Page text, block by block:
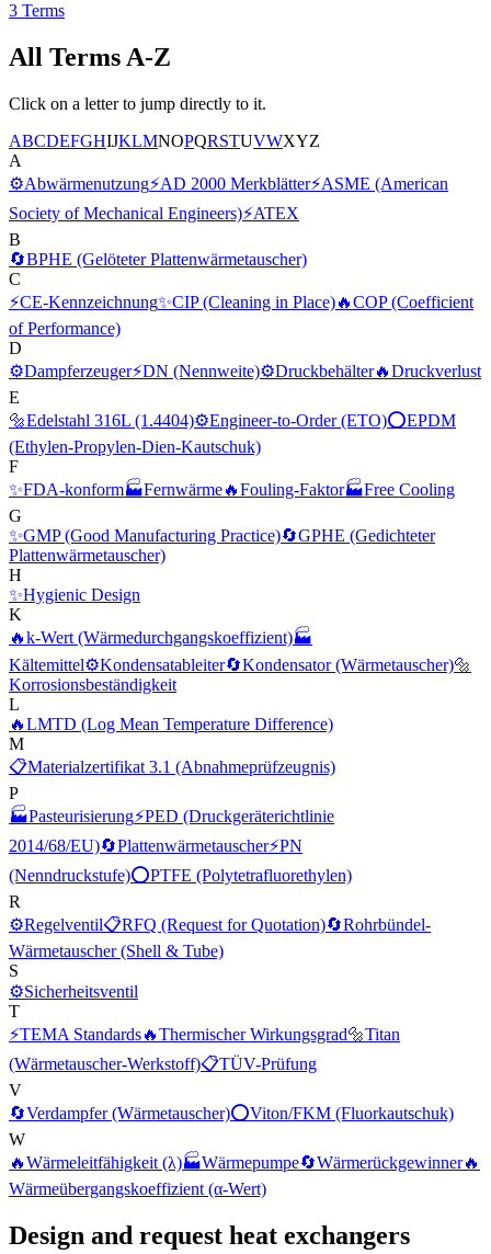
3 Terms
All Terms A-Z
Click on a letter to jump directly to it.
ABCDEFGHIJKLMNOPQRSTUVWXYZ
A
⚙️Abwärmenutzung⚡AD 2000 Merkblätter⚡ASME (American
Society of Mechanical Engineers)⚡ATEX
B
🔄BPHE (Gelöteter Plattenwärmetauscher)
C
⚡CE-Kennzeichnung✨CIP (Cleaning in Place)🔥COP (Coefficient
of Performance)
D
⚙️Dampferzeuger⚡DN (Nennweite)⚙️Druckbehälter🔥Druckverlust
E
🔩Edelstahl 316L (1.4404)⚙️Engineer-to-Order (ETO)⭕EPDM
(Ethylen-Propylen-Dien-Kautschuk)
F
✨FDA-konform🏭Fernwärme🔥Fouling-Faktor🏭Free Cooling
G
✨GMP (Good Manufacturing Practice)🔄GPHE (Gedichteter
Plattenwärmetauscher)
H
✨Hygienic Design
K
🔥k-Wert (Wärmedurchgangskoeffizient)🏭
Kältemittel⚙️Kondensatableiter🔄Kondensator (Wärmetauscher)🔩
Korrosionsbeständigkeit
L
🔥LMTD (Log Mean Temperature Difference)
M
📋Materialzertifikat 3.1 (Abnahmeprüfzeugnis)
P
🏭Pasteurisierung⚡PED (Druckgeräterichtlinie
2014/68/EU)🔄Plattenwärmetauscher⚡PN
(Nenndruckstufe)⭕PTFE (Polytetrafluorethylen)
R
⚙️Regelventil📋RFQ (Request for Quotation)🔄Rohrbündel-
Wärmetauscher (Shell & Tube)
S
⚙️Sicherheitsventil
T
⚡TEMA Standards🔥Thermischer Wirkungsgrad🔩Titan
(Wärmetauscher-Werkstoff)📋TÜV-Prüfung
V
🔄Verdampfer (Wärmetauscher)⭕Viton/FKM (Fluorkautschuk)
W
🔥Wärmeleitfähigkeit (λ)🏭Wärmepumpe🔄Wärmerückgewinner🔥
Wärmeübergangskoeffizient (α-Wert)
Design and request heat exchangers